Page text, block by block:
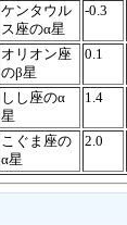
ケンタウル
ス座のα星
-0.3
オリオン座
のβ星
0.1
しし座のα
星
1.4
こぐま座の
α星
2.0